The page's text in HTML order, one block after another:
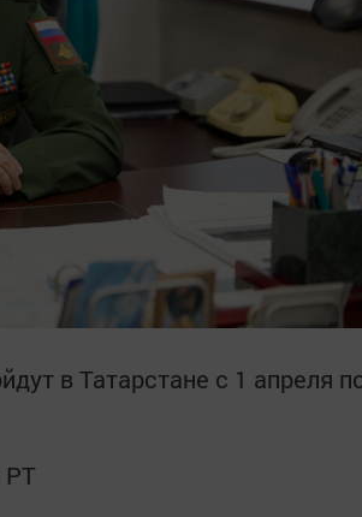
в Татарстане с 1 апреля
РТ